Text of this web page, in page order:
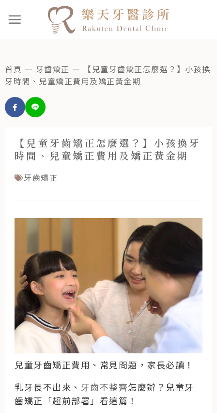
首頁 — 牙齒矯正 —
【兒童牙齒矯正怎麼選？】小孩換
牙時間、兒童矯正費用及矯正黃金期
【兒童牙齒矯正怎麼選？】小孩換牙
時間、兒童矯正費用及矯正黃金期
牙齒矯正
兒童牙齒矯正費用、常見問題，家長必讀！
乳牙長不出來、 牙齒不整齊怎麼辦？兒童牙
齒矯正「超前部署」看這篇！